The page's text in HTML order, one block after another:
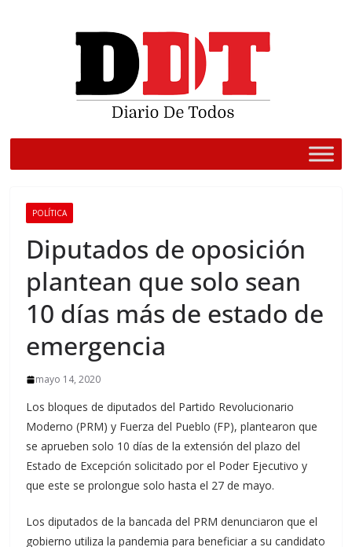
POLÍTICA
Diputados de oposición
plantean que solo sean
10 días más de estado de
emergencia
mayo 14, 2020
Los bloques de diputados del Partido Revolucionario
Moderno (PRM) y Fuerza del Pueblo (FP), plantearon que
se aprueben solo 10 días de la extensión del plazo del
Estado de Excepción solicitado por el Poder Ejecutivo y
que este se prolongue solo hasta el 27 de mayo.
Los diputados de la bancada del PRM denunciaron que el
gobierno utiliza la pandemia para beneficiar a su candidato